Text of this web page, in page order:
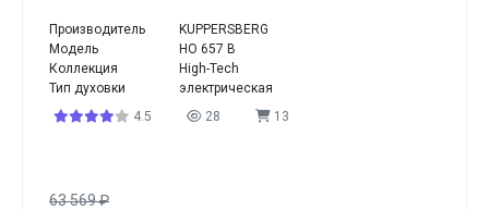
Производитель
KUPPERSBERG
Модель
HO 657 B
Коллекция
High-Tech
Тип духовки
электрическая
4.5
28 13
63 569₽